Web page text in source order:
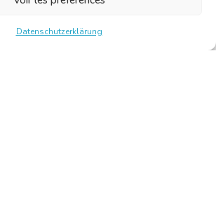
Datenschutzerklärung